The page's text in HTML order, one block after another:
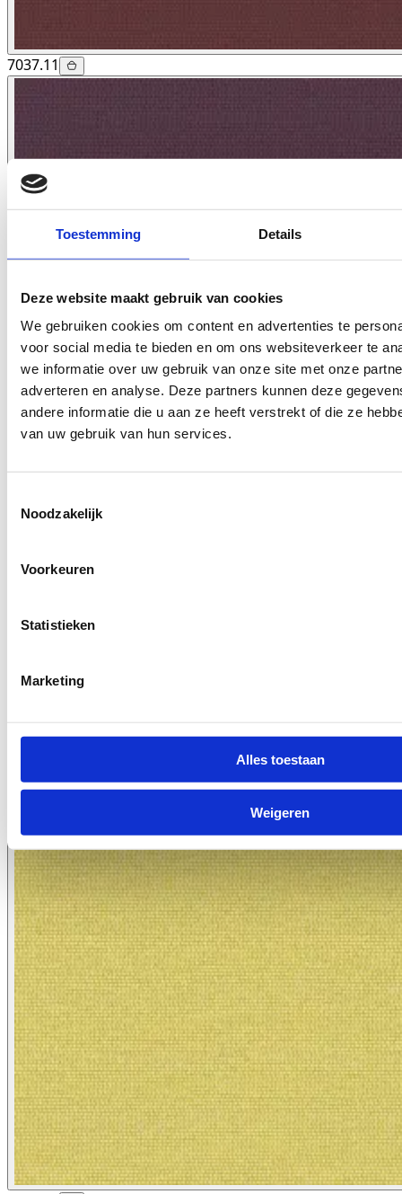
Toestemming Details
Deze website maakt gebruik van cookies
We gebruiken cookies om content en advertenties te
voor social media te bieden en om ons websiteverkeer te
we informatie over uw gebruik van onze site met onze
adverteren en analyse. Deze partners kunnen deze
andere informatie die u aan ze heeft verstrekt of die ze
van uw gebruik van hun services.
Noodzakelijk
Voorkeuren
Statistieken
Marketing
Alles toestaan
Weigeren
7037.11
7037.12